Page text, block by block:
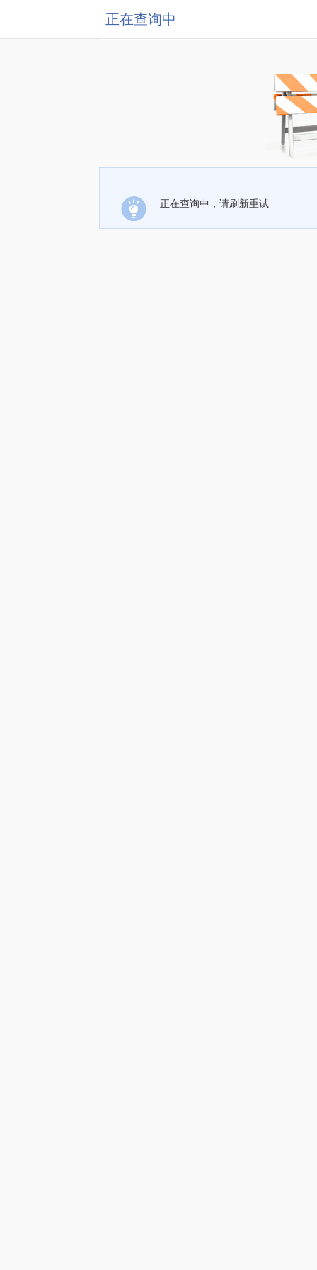
正在查询中
正在查询中，请刷新重试